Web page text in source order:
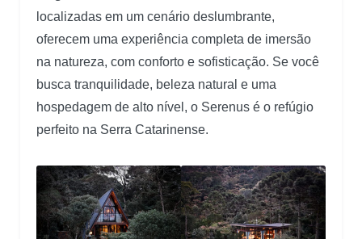
localizadas em um cenário deslumbrante,
oferecem uma experiência completa de imersão
na natureza, com conforto e sofisticação. Se você
busca tranquilidade, beleza natural e uma
hospedagem de alto nível, o Serenus é o refúgio
perfeito na Serra Catarinense.